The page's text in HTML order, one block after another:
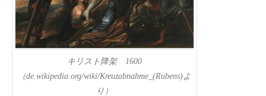
キリスト降架 1600
（de.wikipedia.org/wiki/Kreuzabnahme_(Rubens)よ
り）